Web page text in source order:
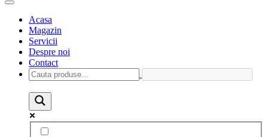
Acasa
Magazin
Servicii
Despre noi
Contact